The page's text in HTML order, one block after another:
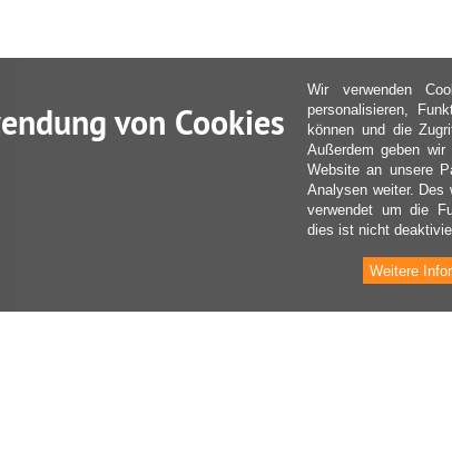
von Cookies
Wir verwenden
personalisieren,
können und die
Außerdem geben
Website an unsere
Analysen weiter. Des
verwendet um die
dies ist nicht
Weitere